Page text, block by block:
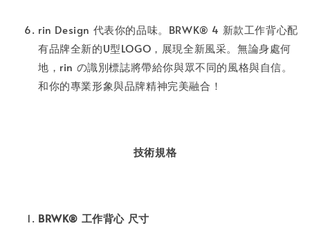
rin Design 代表你的品味。BRWK® 4 新款工作背心配
有品牌全新的U型LOGO，展現全新風采。無論身處何
地，rin の識別標誌將帶給你與眾不同的風格與自信。
和你的專業形象與品牌精神完美融合！
技術規格
BRWK® 工作背心 尺寸